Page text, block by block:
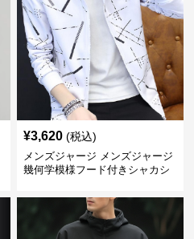
¥3,620 (税込)
メンズジャージ メンズジャージ
幾何学模様フード付きシャカシ